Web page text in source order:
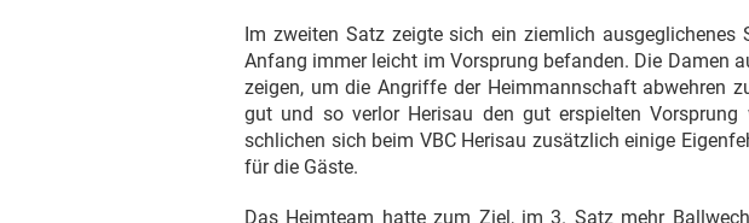
Im zweiten Satz zeigte sich ein ziemlich ausgeglichenes
Anfang immer leicht im Vorsprung befanden. Die Damen
zeigen, um die Angriffe der Heimmannschaft abwehren
gut und so verlor Herisau den gut erspielten Vorsprung
schlichen sich beim VBC Herisau zusätzlich einige
für die Gäste.
Das Heimteam hatte zum Ziel, im 3. Satz mehr